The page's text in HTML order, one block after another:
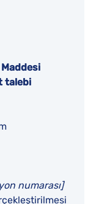
talebi
numarası]